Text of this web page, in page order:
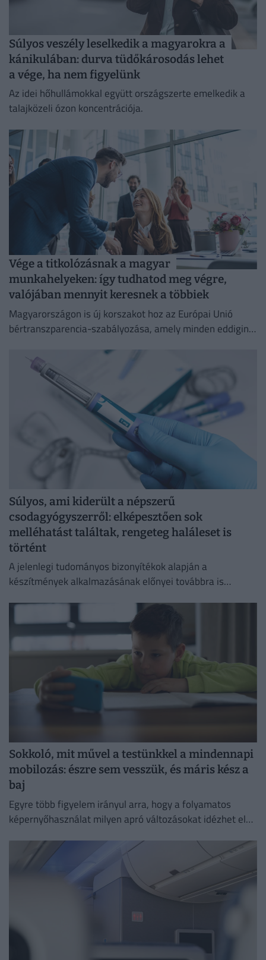
Súlyos veszély leselkedik a magyarokra a
kánikulában: durva tüdőkárosodás lehet
a vége, ha nem figyelünk
Az idei hőhullámokkal együtt országszerte emelkedik a
talajközeli ózon koncentrációja.
Vége a titkolózásnak a magyar
munkahelyeken: így tudhatod meg végre,
valójában mennyit keresnek a többiek
Magyarországon is új korszakot hoz az Európai Unió
bértranszparencia-szabályozása, amely minden eddiginél
Súlyos, ami kiderült a népszerű
csodagyógyszerről: elképesztően sok
melléhatást találtak, rengeteg haláleset is
történt
A jelenlegi tudományos bizonyítékok alapján a
készítmények alkalmazásának előnyei továbbra is
Sokkoló, mit művel a testünkkel a mindennapi
mobilozás: észre sem vesszük, és máris kész a
baj
Egyre több figyelem irányul arra, hogy a folyamatos
képernyőhasználat milyen apró változásokat idézhet elő